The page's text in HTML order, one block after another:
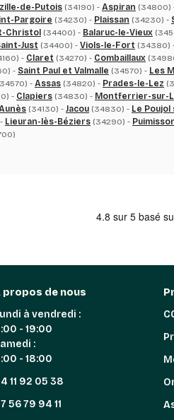
de-Putois (34190) - Aspiran (34800)
Pargoire (34230) - Plaissan (34230) -
Christol (34400) - Balaruc-le-Vieux
Just (34400) - Viols-le-Fort (34380)
- Claret (34270) - Combaillaux
- Saint Paul et Valmalle (34570) - Les
- Assas (34820) - Prades-le-Lez
- Clapiers (34830) - Montferrier-sur-
(34130) - Jacou (34830) - Le Poujol
Lieuran-lès-Béziers (34290) -
propos de nous
à vendredi :
- 19:00
:
- 18:00
11 92 05 38
56 79 94 11